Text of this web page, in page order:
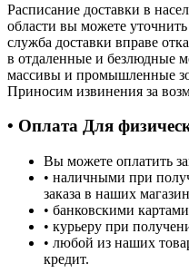
Расписание доставки в
области вы можете
служба доставки вправе
в отдаленные и безлюдные
массивы и промышленные
Приносим извинения за
• Оплата Для
Вы можете оплатить
• наличными при
заказа в наших
• банковскими
• курьеру при
• любой из наших
кредит.